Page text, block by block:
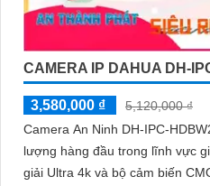
CAMERA IP DAHUA DH-
3,580,000 ₫
5,120,000 ₫
Camera An Ninh DH-IPC-
lượng hàng đầu trong lĩnh vực giám sát
giải Ultra 4k và bộ cảm biến